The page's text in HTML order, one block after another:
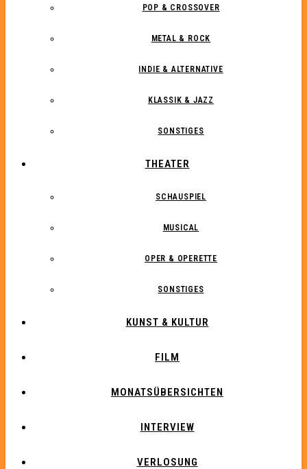
POP & CROSSOVER
METAL & ROCK
INDIE & ALTERNATIVE
KLASSIK & JAZZ
SONSTIGES
THEATER
SCHAUSPIEL
MUSICAL
OPER & OPERETTE
SONSTIGES
KUNST & KULTUR
FILM
MONATSÜBERSICHTEN
INTERVIEW
VERLOSUNG